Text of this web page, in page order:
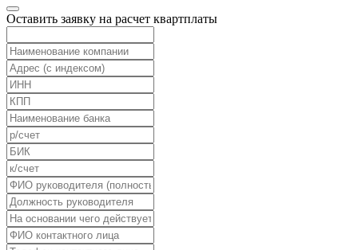
Оставить заявку на расчет квартплаты